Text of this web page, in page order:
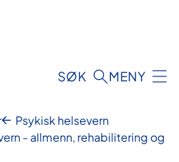
SØK MENY
Psykisk helsevern
- allmenn, rehabilitering og